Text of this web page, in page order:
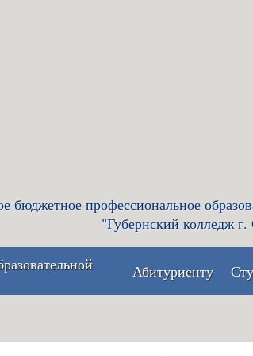
бюджетное профессиональное
"Губернский колледж
Абитуриенту